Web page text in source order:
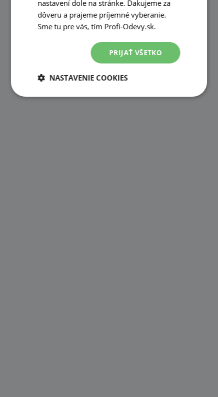
nastavení dole na stránke. Ďakujeme za
dôveru a prajeme príjemné vyberanie.
Sme tu pre vás, tím Profi-Odevy.sk.
PRIJAŤ VŠETKO
NASTAVENIE COOKIES